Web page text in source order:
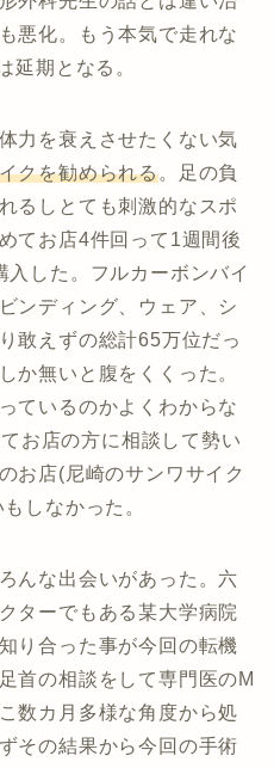
悪化。もう本気で走れな
延期となる。
力を衰えさせたくない気
クを勧められる。足の負
るしとても刺激的なスポ
てお店4件回って1週間後
した。フルカーボンバイ
ンディング、ウェア、シ
敢えずの総計65万位だっ
か無いと腹をくくった。
ているのかよくわからな
お店の方に相談して勢い
お店(尼崎のサンワサイク
しなかった。
んな出会いがあった。六
ターでもある某大学病院
り合った事が今回の転機
首の相談をして専門医のM
数カ月多様な角度から処
その結果から今回の手術